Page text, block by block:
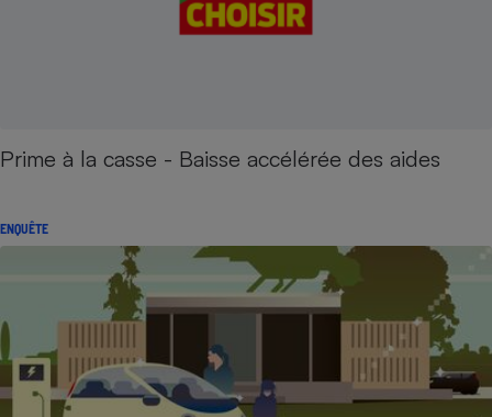
Prime à la casse - Baisse accélérée des aides
ENQUÊTE